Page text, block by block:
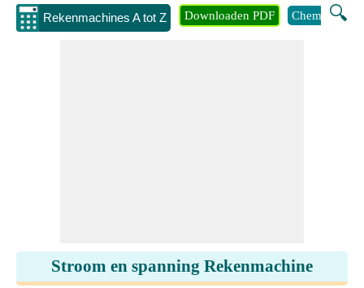
Rekenmachines A tot Z 🔍
Downloaden PDF Chemie
Stroom en spanning Rekenmachine